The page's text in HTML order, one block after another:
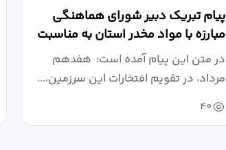
پیام تبریک دبیر شورای هماهنگی
مبارزه با مواد مخدر استان به مناسبت
روز خبرنگار...
در متن این پیام آمده است؛ هفدهم
مرداد، در تقویم افتخارات این سرزمین،...
40